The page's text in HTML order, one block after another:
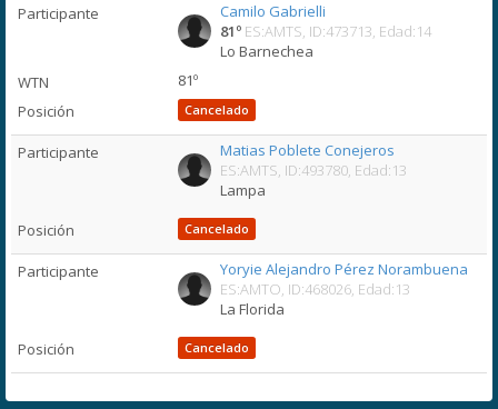
Camilo Gabrielli
81º ES:AMTS, ID:473713, Edad:14
Lo Barnechea
81º
Cancelado
Matias Poblete Conejeros
ES:AMTS, ID:493780, Edad:13
Lampa
Cancelado
Yoryie Alejandro Pérez Norambuena
ES:AMTO, ID:468026, Edad:13
La Florida
Cancelado